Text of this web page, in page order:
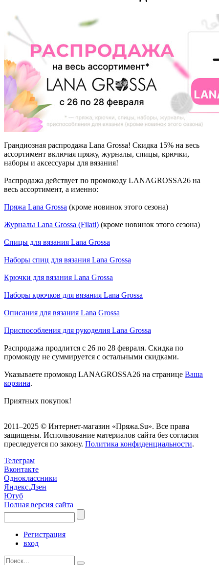
Грандиозная распродажа Lana Grossa! Скидка 15% на весь
ассортимент включая пряжу, журналы, спицы, крючки,
наборы и аксессуары для вязания!
Распродажа действует по промокоду LANAGROSSA26 на
весь ассортимент, а именно:
Пряжа Lana Grossa (кроме новинок этого сезона)
Журналы Lana Grossa (Filati) (кроме новинок этого сезона)
Спицы для вязания Lana Grossa
Наборы спиц для вязания Lana Grossa
Крючки для вязания Lana Grossa
Наборы крючков для вязания Lana Grossa
Описания для вязания Lana Grossa
Приспособления для рукоделия Lana Grossa
Распродажа продлится с 26 по 28 февраля. Скидка по
промокоду не суммируется с остальными скидками.
Указываете промокод LANAGROSSA26 на странице Ваша
корзина.
Приятных покупок!
2011–2025 © Интернет-магазин «Пряжа.Su». Все права
защищены. Использование материалов сайта без согласия
преследуется по закону. Политика конфиденциальности.
Телеграм
Вконтакте
Одноклассники
Яндекс.Дзен
Ютуб
Полная версия сайта
Регистрация
вход